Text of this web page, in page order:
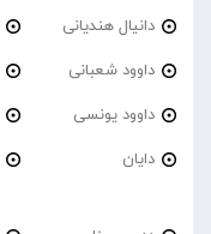
دانیال هندیانی
داوود شعبانی
داوود یونسی
دایان